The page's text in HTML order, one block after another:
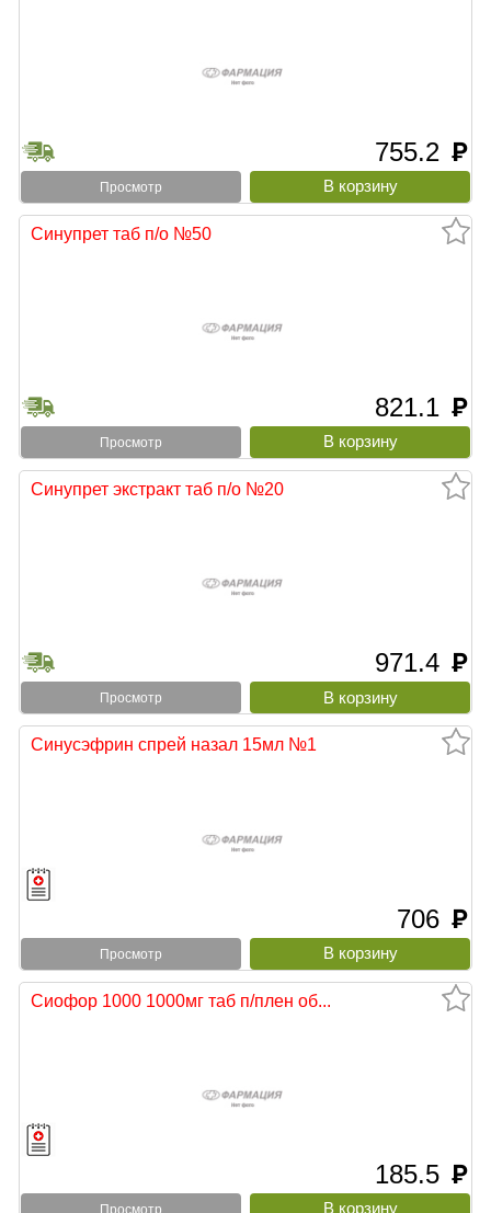
755.2 руб
Просмотр
Синупрет таб п/о №50
821.1 руб
Просмотр
Синупрет экстракт таб п/о №20
971.4 руб
Просмотр
Синусэфрин спрей назал 15мл №1
706 руб
Просмотр
Сиофор 1000 1000мг таб п/плен об...
185.5 руб
Просмотр